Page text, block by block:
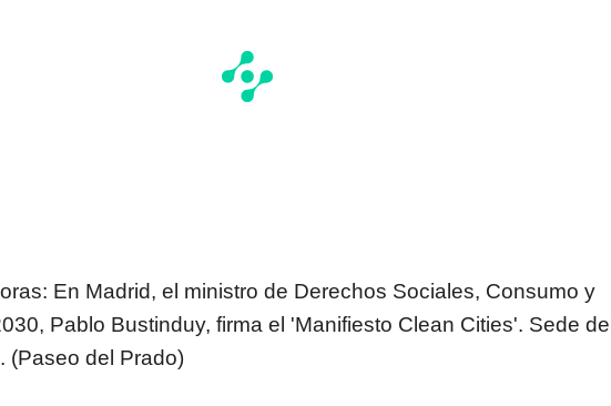
En Madrid, el ministro de Derechos Sociales, Consumo y
Pablo Bustinduy, firma el 'Manifiesto Clean Cities'. Sede del
(Paseo del Prado)